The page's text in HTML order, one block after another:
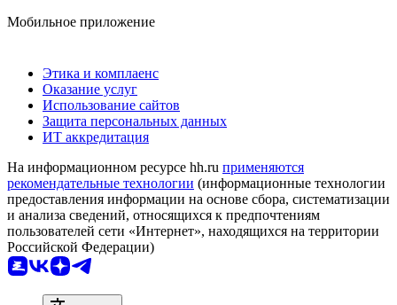
Мобильное приложение
Этика и комплаенс
Оказание услуг
Использование сайтов
Защита персональных данных
ИТ аккредитация
На информационном ресурсе hh.ru применяются
рекомендательные технологии (информационные технологии
предоставления информации на основе сбора, систематизации
и анализа сведений, относящихся к предпочтениям
пользователей сети «Интернет», находящихся на территории
Российской Федерации)